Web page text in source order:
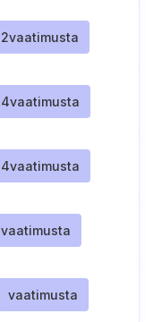
2vaatimusta
4vaatimusta
4vaatimusta
vaatimusta
vaatimusta